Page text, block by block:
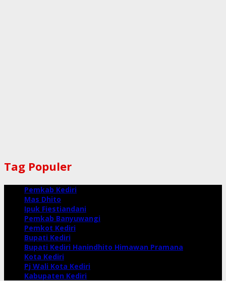
Tag Populer
Pemkab Kediri
Mas Dhito
Ipuk Fiestiandani
Pemkab Banyuwangi
Pemkot Kediri
Bupati Kediri
Bupati Kediri Hanindhito Himawan Pramana
Kota Kediri
Pj Wali Kota Kediri
Kabupaten Kediri